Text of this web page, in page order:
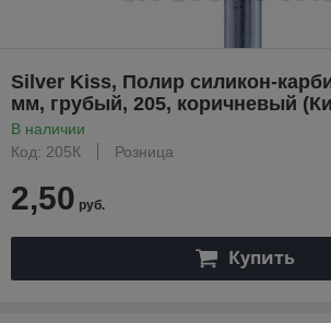
Silver Kiss, Полир силикон-
мм, грубый, 205, коричневый
В наличии
Код: 205К
Розница
2,50 руб.
Купить